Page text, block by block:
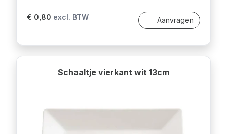
€ 0,80 excl. BTW Aanvragen
Schaaltje vierkant wit 13cm